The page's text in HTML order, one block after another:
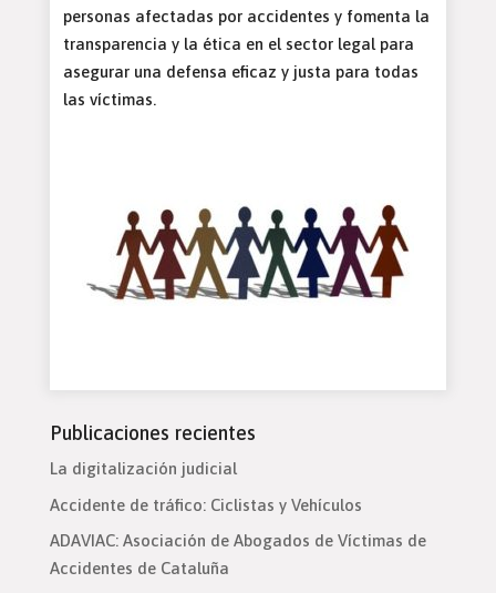
personas afectadas por accidentes y fomenta la
transparencia y la ética en el sector legal para
asegurar una defensa eficaz y justa para todas
las víctimas.
Publicaciones recientes
La digitalización judicial
Accidente de tráfico: Ciclistas y Vehículos
ADAVIAC: Asociación de Abogados de Víctimas de
Accidentes de Cataluña